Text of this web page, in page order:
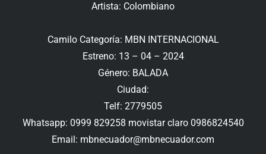
Artista: Colombiano
Camilo Categoría: MBN INTERNACIONAL
Estreno: 13 – 04 – 2024
Género: BALADA
Ciudad:
Telf: 2779505
Whatsapp: 0999 829258 movistar claro 0986824540
Email: mbnecuador@mbnecuador.com